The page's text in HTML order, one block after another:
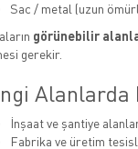
Sac / metal (uzun
görünebilir
gerekir.
Alanlarda
İnşaat ve şantiye
Fabrika ve üretim